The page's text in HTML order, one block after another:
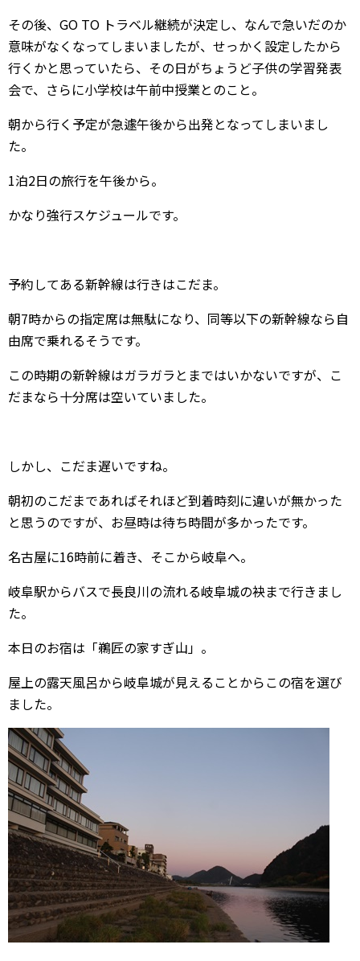
その後、GO TO トラベル継続が決定し、なんで急いだのか
意味がなくなってしまいましたが、せっかく設定したから
行くかと思っていたら、その日がちょうど子供の学習発表
会で、さらに小学校は午前中授業とのこと。
朝から行く予定が急遽午後から出発となってしまいまし
た。
1泊2日の旅行を午後から。
かなり強行スケジュールです。
予約してある新幹線は行きはこだま。
朝7時からの指定席は無駄になり、同等以下の新幹線なら自
由席で乗れるそうです。
この時期の新幹線はガラガラとまではいかないですが、こ
だまなら十分席は空いていました。
しかし、こだま遅いですね。
朝初のこだまであればそれほど到着時刻に違いが無かった
と思うのですが、お昼時は待ち時間が多かったです。
名古屋に16時前に着き、そこから岐阜へ。
岐阜駅からバスで長良川の流れる岐阜城の袂まで行きまし
た。
本日のお宿は「鵜匠の家すぎ山」。
屋上の露天風呂から岐阜城が見えることからこの宿を選び
ました。